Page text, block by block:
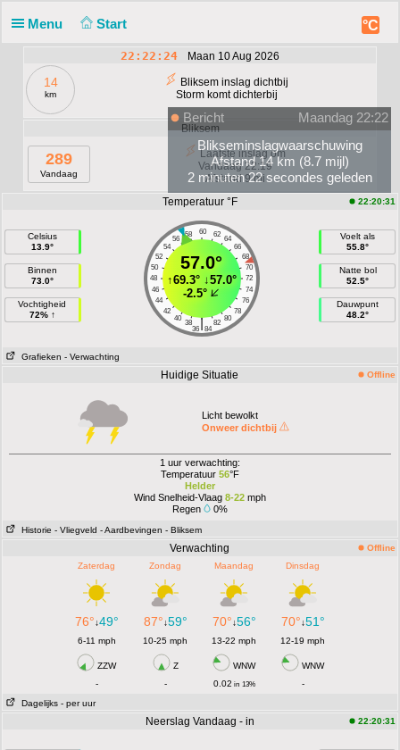
Menu Start °C
22:22:24 Maan 10 Aug 2026
14
km
Bliksem inslag dichtbij
Storm komt dichterbij
Bliksem
289
Vandaag
Laatste inslag om
Vandaag 22:19
Afstand 9 mi
Temperatuur °F
22:20:31
Celsius
13.9°
Binnen
73.0°
Vochtigheid
72% ↑
60
58 62
56
64
54
66
52
68
50
70
48
72
46
74
44
76
42
78
40
80
38 82
|
36 84
57.0°
↑69.3°↓57.0°
-2.5°
Voelt als
55.8°
Natte bol
52.5°
Dauwpunt
48.2°
Grafieken - Verwachting
Huidige Situatie Offline
Licht bewolkt
Onweer dichtbij
1 uur verwachting:
Temperatuur 56°F
Helder
Wind Snelheid-Vlaag 8-22mph
Regen
0%
Historie - Vliegveld - Aardbevingen - Bliksem
Verwachting
Offline
Zaterdag
Zondag Maandag Dinsdag
76°↓49° 87°↓59° 70°↓56° 70°↓51°
6-11 mph 10-25 mph 13-22 mph 12-19 mph
ZZW Z WNW
WNW
-
- 0.02 in 13%
-
Dagelijks - per uur
Neerslag Vandaag - in 22:20:31
Bericht
Maandag 22:22
Blikseminslagwaarschuwing
Afstand 14 km (8.7 mijl)
2 minuten 22 secondes geleden